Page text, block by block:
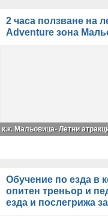
2 часа ползване на
Adventure зона
к.к. Мальовица- Летни
Обучение по езда в
опитен треньор и
езда и послегрижа